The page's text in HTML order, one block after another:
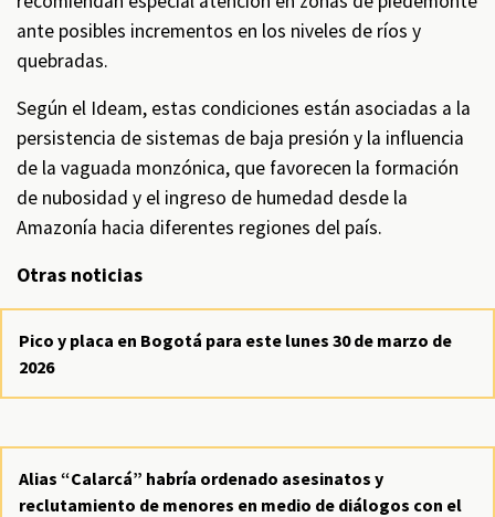
ante posibles incrementos en los niveles de ríos y
quebradas.
Según el Ideam, estas condiciones están asociadas a la
persistencia de sistemas de baja presión y la influencia
de la vaguada monzónica, que favorecen la formación
de nubosidad y el ingreso de humedad desde la
Amazonía hacia diferentes regiones del país.
Otras noticias
Pico y placa en Bogotá para este lunes 30 de marzo de
2026
Alias “Calarcá” habría ordenado asesinatos y
reclutamiento de menores en medio de diálogos con el